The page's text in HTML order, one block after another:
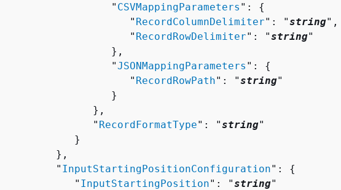
                  "
CSVMappingParameters ": {
                     "
RecordColumnDelimiter": "string",
                     "
RecordRowDelimiter": "string"
                  },
                  "
JSONMappingParameters ": {
                     "
RecordRowPath": "string"
                  }
               },
               "
RecordFormatType": "string"
            }
         },
         "
InputStartingPositionConfiguration": {
            "
InputStartingPosition": "string"